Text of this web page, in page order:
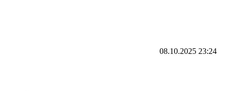
08.10.2025 23:24